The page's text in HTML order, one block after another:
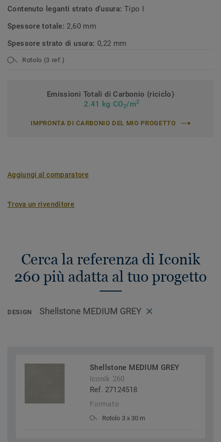
Contenuto leganti strato d'usura: Tipo I
Spessore totale: 2,60 mm
Spessore strato di usura: 0,22 mm
Rotolo (3 ref.)
Emissioni Totali di Carbonio (riciclo)
2.41 kg CO2/m2
IMPRONTA DI CARBONIO DEL MIO PROGETTO
Aggiungi al comparatore
Trova un rivenditore
Cerca la referenza di Iconik
260 più adatta al tuo progetto
DESIGN Shellstone MEDIUM GREY
Shellstone MEDIUM GREY
Iconik 260
Ref. 27124518
Formato
Rotolo 3 x 30 m